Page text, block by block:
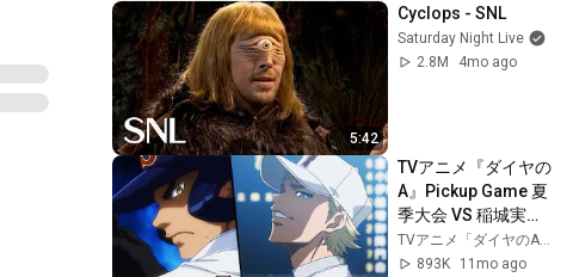
5:42
Cyclops - SNL
Saturday Night Live
2.8M
4mo ago
TVアニメ『ダイヤの
A』Pickup Game 夏
季大会 VS 稲城実業
戦
TVアニメ「ダイヤのA」シリーズ
893K
11mo ago